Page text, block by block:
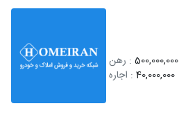
500,000,000 : رهن
40,000,000 : اجاره